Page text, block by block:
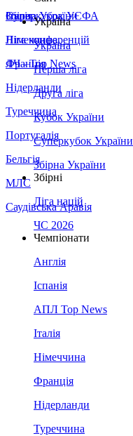
Збірна України
Італія
Німеччина
Франція
Нідерланди
Туреччина
Португалія
Бельгія
МЛС
Саудівська Аравія
Суперкубок УЄФА
Ліга конференцій
ЛЧ - Top News
Україна
Україна
Перша ліга
Друга ліга
Кубок України
Суперкубок України
Збірна України
Збірні
Ліга націй
ЧС 2026
Чемпіонати
Англія
Іспанія
АПЛ Top News
Італія
Німеччина
Франція
Нідерланди
Туреччина